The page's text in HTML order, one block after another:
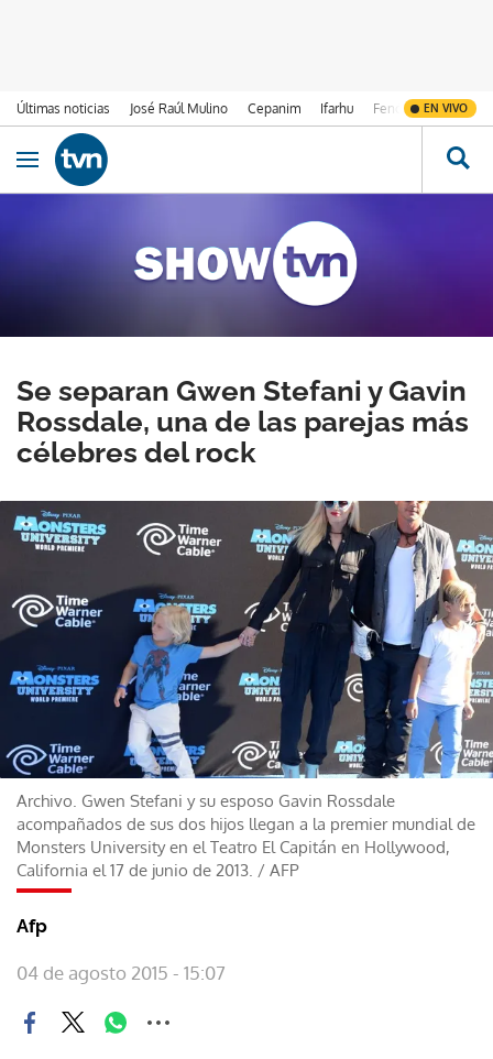
Últimas noticias José Raúl Mulino Cepanim Ifarhu Fenómeno de El
EN VIVO
Ir al contenido
Obrir navegació
Se separan Gwen Stefani y Gavin
Rossdale, una de las parejas más
célebres del rock
Archivo. Gwen Stefani y su esposo Gavin Rossdale
acompañados de sus dos hijos llegan a la premier mundial de
Monsters University en el Teatro El Capitán en Hollywood,
California el 17 de junio de 2013. / AFP
Afp
04 de agosto 2015 - 15:07